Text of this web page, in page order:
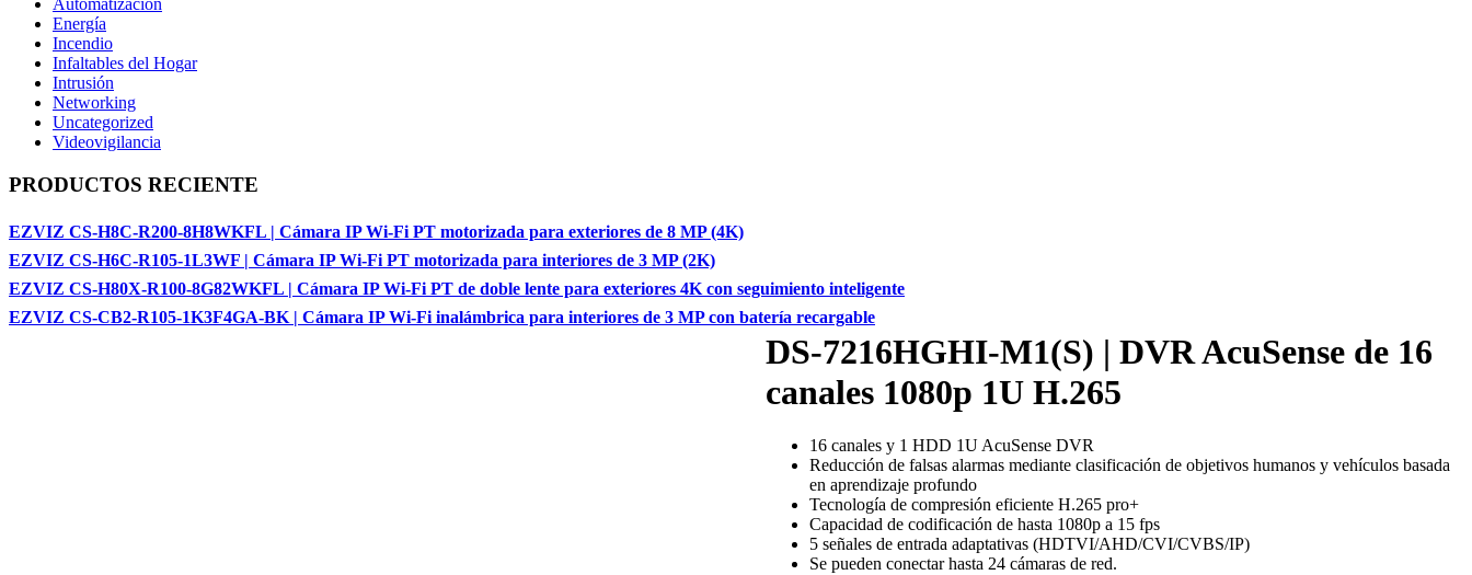
Automatización
Energía
Incendio
Infaltables del Hogar
Intrusión
Networking
Uncategorized
Videovigilancia
PRODUCTOS RECIENTE
EZVIZ CS-H8C-R200-8H8WKFL | Cámara IP Wi-Fi PT motorizada para exteriores de 8 MP (4K)
EZVIZ CS-H6C-R105-1L3WF | Cámara IP Wi-Fi PT motorizada para interiores de 3 MP (2K)
EZVIZ CS-H80X-R100-8G82WKFL | Cámara IP Wi-Fi PT de doble lente para exteriores 4K con seguimiento inteligente
EZVIZ CS-CB2-R105-1K3F4GA-BK | Cámara IP Wi-Fi inalámbrica para interiores de 3 MP con batería recargable
DS-7216HGHI-M1(S) | DVR AcuSense de 16
canales 1080p 1U H.265
16 canales y 1 HDD 1U AcuSense DVR
Reducción de falsas alarmas mediante clasificación de objetivos humanos y vehículos basada
en aprendizaje profundo
Tecnología de compresión eficiente H.265 pro+
Capacidad de codificación de hasta 1080p a 15 fps
5 señales de entrada adaptativas (HDTVI/AHD/CVI/CVBS/IP)
Se pueden conectar hasta 24 cámaras de red.